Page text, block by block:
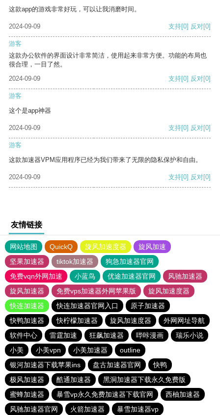
这款app的游戏非常好玩，可以让我消磨时间。
2024-09-09 支持[0] 反对[0]
游客
这款办公软件的界面设计非常简洁，使用起来非常方便。功能的布局也
很合理，一目了然。
2024-09-09
支持[0] 反对[0]
游客
这个是app神器
2024-09-09 支持[0] 反对[0]
游客
这款加速器VPM应用程序已经为我们带来了无限的隐私保护和自由。
2024-09-09 支持[0] 反对[0]
友情链接
网站地图 QuickQ 旋风加速度器
旋风加速
坚果加速器
tiktok加速器
狗急加速器官网
免费vqn外网加速
小蓝鸟 优途加速器官网
风驰加速器
旋风加速器
免费vps加速器外网苹果版
旋风加速度器
快连加速器
快连加速器官网入口
原子加速器
快鸭加速器
快柠檬加速器 旋风加速度器
外网网址导航
软件中心
雷霆加速 狂飙加速器 哔咔漫画
瑞乐小说
小美
小美vpn 小美加速器
outline
银河加速器下载苹果ins
盘古加速器官网
快鸭
极风加速器
酷通加速器
黑洞加速器下载永久免费版
蜜蜂加速器
暴雪vp永久免费加速器下载官网
西柚加速器
风驰加速器官网
火箭加速器 暴雪加速器vp